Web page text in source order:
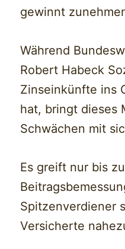
gewinnt
Während
Robert Habeck
Zinseinkünfte ins
hat, bringt dieses
Schwächen mit
Es greift nur bis
Spitzenverdiener
Versicherte